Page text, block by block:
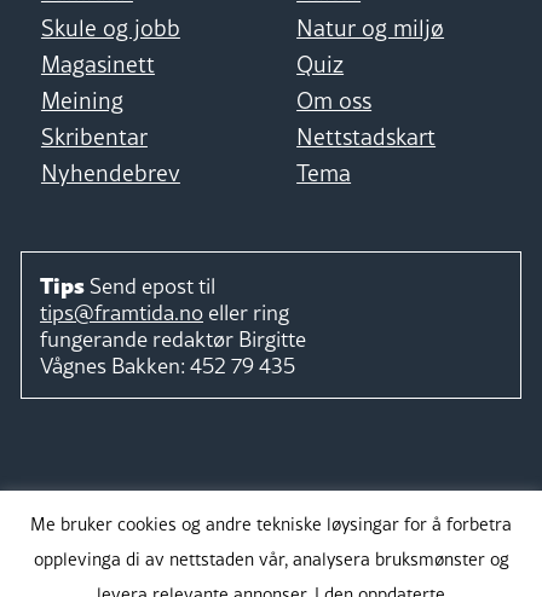
Skule og jobb
Natur og miljø
Magasinett
Quiz
Meining
Om oss
Skribentar
Nettstadskart
Nyhendebrev
Tema
Tips Send epost til
tips@framtida.no eller ring
fungerande redaktør Birgitte
Vågnes Bakken: 452 79 435
Me bruker cookies og andre tekniske løysingar for å forbetra
opplevinga di av nettstaden vår, analysera bruksmønster og